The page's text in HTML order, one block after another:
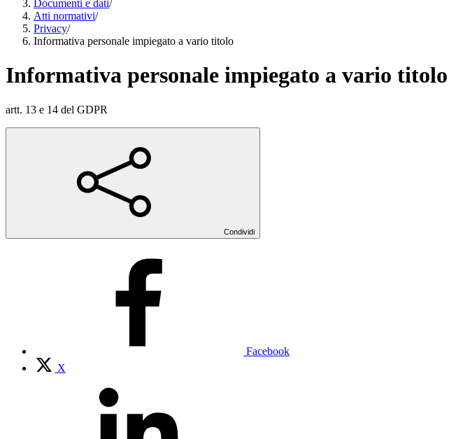
Documenti e dati/
Atti normativi/
Privacy/
Informativa personale impiegato a vario titolo
Informativa personale impiegato a vario titolo
artt. 13 e 14 del GDPR
Condividi
Facebook
X